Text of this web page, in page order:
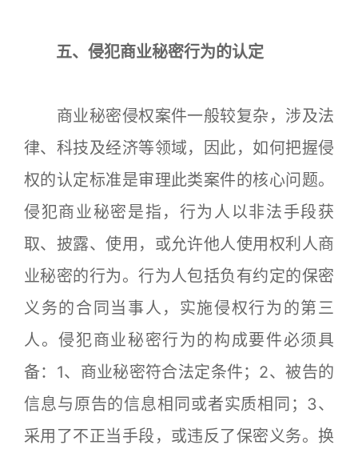
五、侵犯商业秘密行为的认定
商业秘密侵权案件一般较复杂，涉及法
律、科技及经济等领域，因此，如何把握侵
权的认定标准是审理此类案件的核心问题。
侵犯商业秘密是指，行为人以非法手段获
取、披露、使用，或允许他人使用权利人商
业秘密的行为。行为人包括负有约定的保密
义务的合同当事人，实施侵权行为的第三
人。侵犯商业秘密行为的构成要件必须具
备：1、商业秘密符合法定条件；2、被告的
信息与原告的信息相同或者实质相同；3、
采用了不正当手段，或违反了保密义务。换